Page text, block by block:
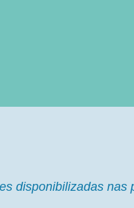
disponibilizadas